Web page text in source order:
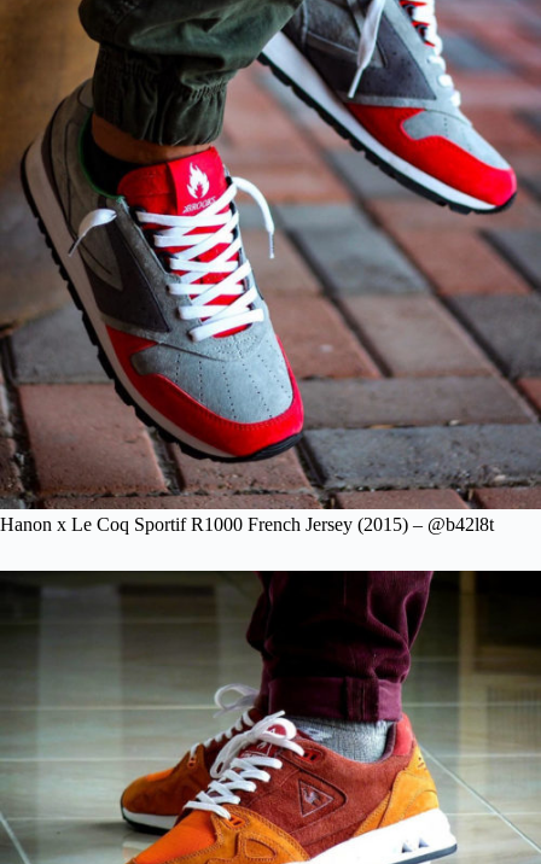
Hanon x Le Coq Sportif R1000 French Jersey (2015) – @b42l8t